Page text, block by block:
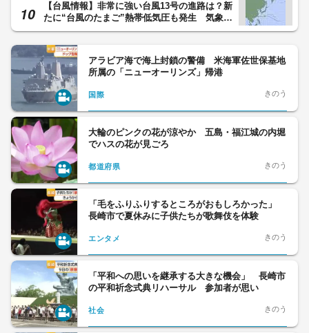
【台風情報】非常に強い台風13号の進路は？新
たに“台風のたまご”熱帯低気圧も発生 気象予
報士「お盆前後に影響も。最新情報の確認を」
アラビア海で海上封鎖の警備 米海軍佐世保基地
所属の「ニューオーリンズ」帰港
国際 きのう
大輪のピンクの花が涼やか 五島・福江城の内堀
でハスの花が見ごろ
都道府県 きのう
「毛をふりふりするところがおもしろかった」
長崎市で夏休みに子供たちが歌舞伎を体験
エンタメ きのう
「平和への思いを継承する大きな機会」 長崎市
の平和祈念式典リハーサル 参加者が思い
社会 きのう